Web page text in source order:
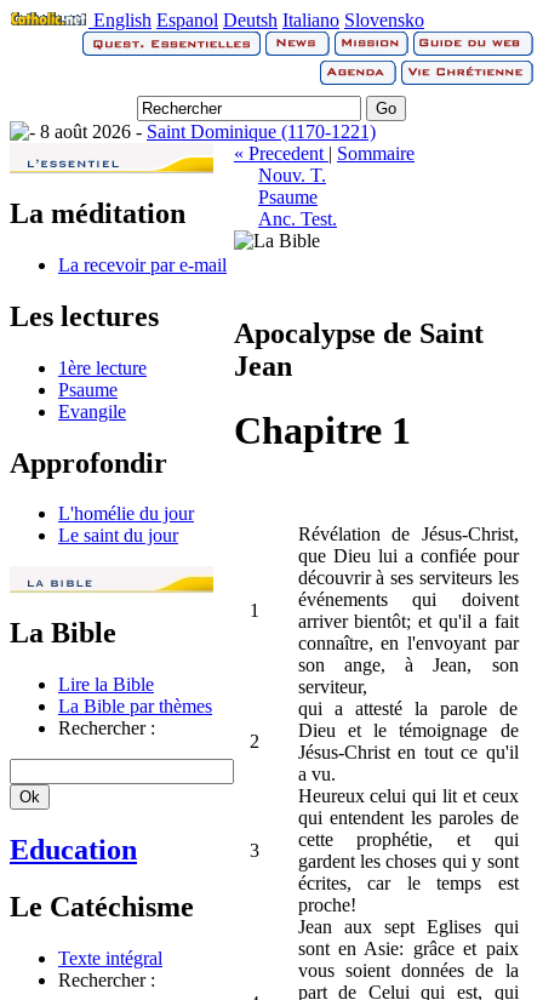
English Espanol Deutsh Italiano Slovensko
8 août 2026 - Saint Dominique (1170-1221)
La méditation
La recevoir par e-mail
Les lectures
1ère lecture
Psaume
Evangile
Approfondir
L'homélie du jour
Le saint du jour
La Bible
Lire la Bible
La Bible par thèmes
Rechercher :
Education
Le Catéchisme
Texte intégral
Rechercher :
« Precedent | Sommaire
Nouv. T.
Psaume
Anc. Test.
Apocalypse de Saint
Jean
Chapitre 1
1
Révélation de Jésus-Christ,
que Dieu lui a confiée pour
découvrir à ses serviteurs les
événements qui doivent
arriver bientôt; et qu'il a fait
connaître, en l'envoyant par
son ange, à Jean, son
serviteur,
2
qui a attesté la parole de
Dieu et le témoignage de
Jésus-Christ en tout ce qu'il
a vu.
3
Heureux celui qui lit et ceux
qui entendent les paroles de
cette prophétie, et qui
gardent les choses qui y sont
écrites, car le temps est
proche!
Jean aux sept Eglises qui
sont en Asie: grâce et paix
vous soient données de la
part de Celui qui est, qui